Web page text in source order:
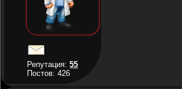
Репутация:55
Постов: 426